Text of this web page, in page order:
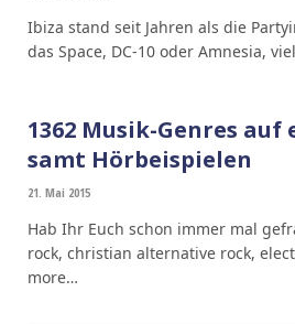
Ibiza stand seit Jahren als die
das Space, DC-10 oder Amnesia,
1362 Musik-Genres auf
samt Hörbeispielen
21. Mai 2015
Hab Ihr Euch schon immer mal
rock, christian alternative rock,
more…